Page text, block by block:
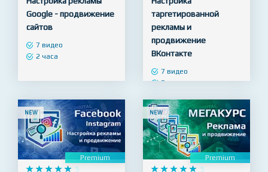
    
     5
Google - продвижение
сайтов
    
     5
Настройка
таргетированной
продвижение
7 видео
3 часа
NEW NEW